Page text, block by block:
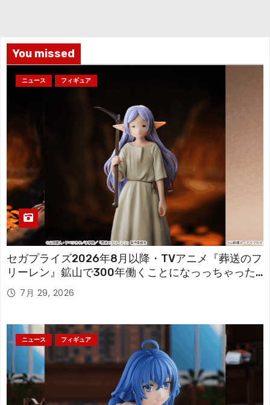
You missed
ニュース フィギュア
セガプライズ2026年8月以降・TVアニメ『葬送のフ
リーレン』鉱山で300年働くことになっっちゃった
「フリーレン」を立体化！
7月 29, 2026
ニュース フィギュア